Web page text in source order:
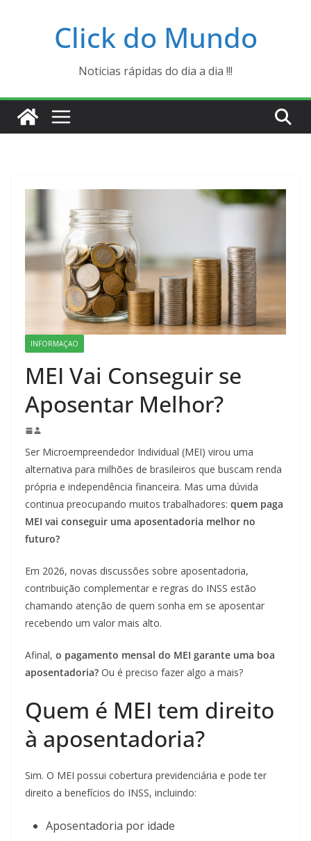
Click do Mundo
Noticias rápidas do dia a dia !!!
INFORMAÇAO
MEI Vai Conseguir se
Aposentar Melhor?
Ser Microempreendedor Individual (MEI) virou uma
alternativa para milhões de brasileiros que buscam renda
própria e independência financeira. Mas uma dúvida
continua preocupando muitos trabalhadores: quem paga
MEI vai conseguir uma aposentadoria melhor no
futuro?
Em 2026, novas discussões sobre aposentadoria,
contribuição complementar e regras do INSS estão
chamando atenção de quem sonha em se aposentar
recebendo um valor mais alto.
Afinal, o pagamento mensal do MEI garante uma boa
aposentadoria? Ou é preciso fazer algo a mais?
Quem é MEI tem direito
à aposentadoria?
Sim. O MEI possui cobertura previdenciária e pode ter
direito a benefícios do INSS, incluindo:
Aposentadoria por idade